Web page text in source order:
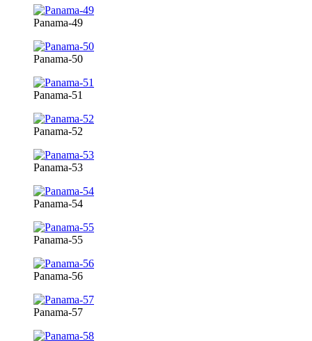
Panama-49
Panama-50
Panama-51
Panama-52
Panama-53
Panama-54
Panama-55
Panama-56
Panama-57